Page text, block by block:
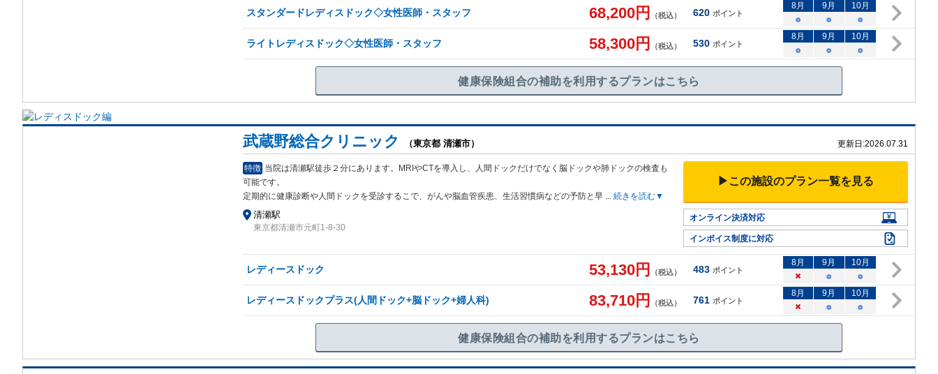
スタンダードレディスドック◇女性医師・スタッフ 68,200円 （税込） 620 ポイント
8月 9月 10月
○
○ ○
ライトレディスドック◇女性医師・スタッフ 58,300円 （税込） 530 ポイント
8月 9月 10月
○
○ ○
健康保険組合の補助を利用するプランはこちら
武蔵野総合クリニック （東京都 清瀬市） 更新日:2026.07.31
特徴 当院は清瀬駅徒歩２分にあります。MRIやCTを導入し、人間ドックだけでなく脳ドックや肺ドックの検査も
可能です。
定期的に健康診断や人間ドックを受診するこで、がんや脳血管疾患、生活習慣病などの予防と早 ... 続きを読む▼
清瀬駅
東京都清瀬市元町1-8-30
▶この施設のプラン一覧を見る
オンライン決済対応
インボイス制度に対応
レディースドック 53,130円 （税込） 483 ポイント
8月 9月 10月
×
○ ○
レディースドックプラス(人間ドック+脳ドック+婦人科) 83,710円 （税込） 761 ポイント
8月 9月 10月
×
○ ○
健康保険組合の補助を利用するプランはこちら